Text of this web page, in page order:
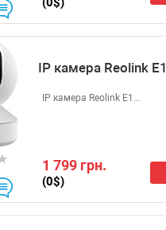
IP камера Reolink E1
1 799 грн.
(0$)
IP камера Reolink E1...